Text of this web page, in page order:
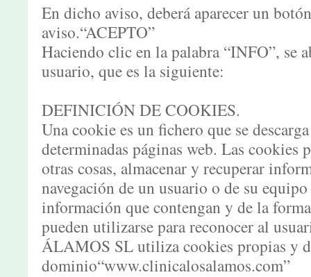
En dicho aviso, deberá aparecer un
aviso.“ACEPTO”
Haciendo clic en la palabra “INFO”, se
usuario, que es la siguiente:
DEFINICIÓN DE COOKIES.
Una cookie es un fichero que se
determinadas páginas web. Las cookies
otras cosas, almacenar y recuperar
navegación de un usuario o de su
información que contengan y de la
pueden utilizarse para reconocer al
ÁLAMOS SL utiliza cookies propias y
dominio“www.clinicalosalamos.com”